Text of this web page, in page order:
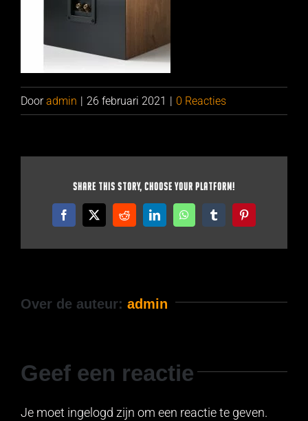
Dooradmin 26 februari 2021 0 Reacties
Share This Story, Choose Your Platform!
Facebook
X RedditLinkedInWhatsAppTumblrPinterest
Over de auteur: admin
Geef een reactie
Je moet ingelogd zijn om een reactie te geven.